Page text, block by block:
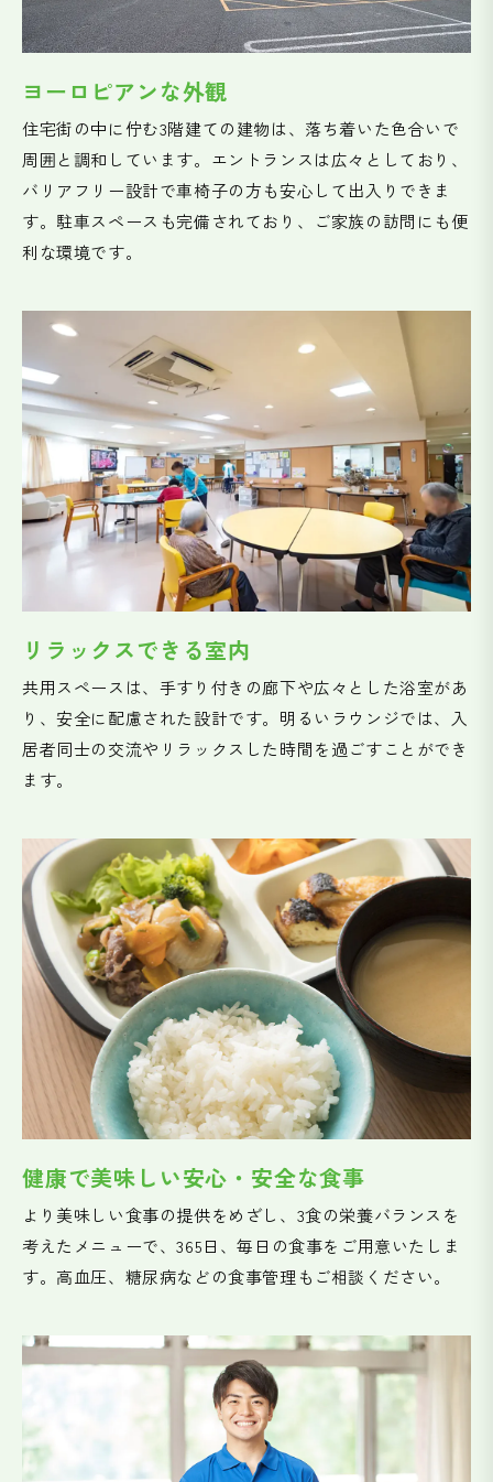
ヨーロピアンな外観
住宅街の中に佇む3階建ての建物は、落ち着いた色合いで
周囲と調和しています。エントランスは広々としており、
バリアフリー設計で車椅子の方も安心して出入りできま
す。駐車スペースも完備されており、ご家族の訪問にも便
利な環境です。
リラックスできる室内
共用スペースは、手すり付きの廊下や広々とした浴室があ
り、安全に配慮された設計です。明るいラウンジでは、入
居者同士の交流やリラックスした時間を過ごすことができ
ます。
健康で美味しい安心・安全な食事
より美味しい食事の提供をめざし、3食の栄養バランスを
考えたメニューで、365日、毎日の食事をご用意いたしま
す。高血圧、糖尿病などの食事管理もご相談ください。